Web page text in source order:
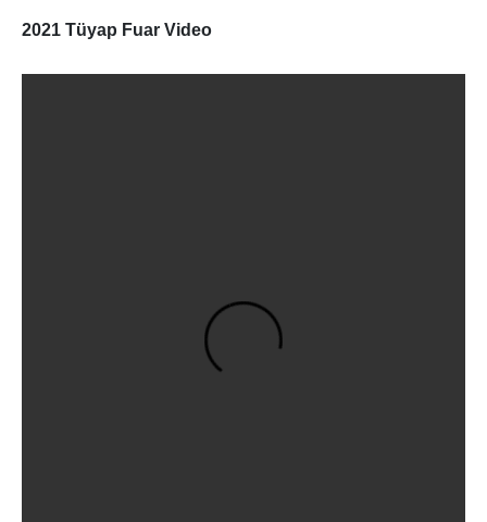
2021 Tüyap Fuar Video